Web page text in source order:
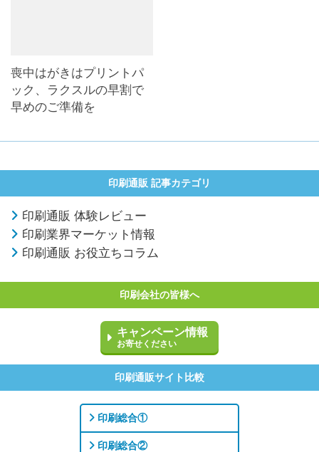
喪中はがきはプリントパ
ック、ラクスルの早割で
早めのご準備を
印刷通販 記事カテゴリ
印刷通販 体験レビュー
印刷業界マーケット情報
印刷通販 お役立ちコラム
印刷会社の皆様へ
キャンペーン情報
お寄せください
印刷通販サイト比較
印刷総合①
印刷総合②